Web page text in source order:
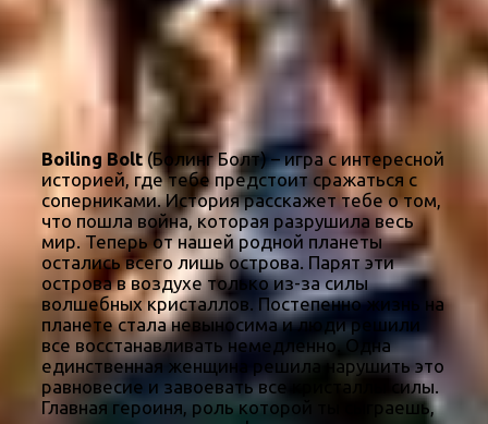
Boiling Bolt (Болинг Болт) – игра с интересной
историей, где тебе предстоит сражаться с
соперниками. История расскажет тебе о том,
что пошла война, которая разрушила весь
мир. Теперь от нашей родной планеты
остались всего лишь острова. Парят эти
острова в воздухе только из-за силы
волшебных кристаллов. Постепенно жизнь на
планете стала невыносима и люди решили
все восстанавливать немедленно. Одна
единственная женщина решила нарушить это
равновесие и завоевать все кристаллы силы.
Главная героиня, роль которой ты сыграешь,